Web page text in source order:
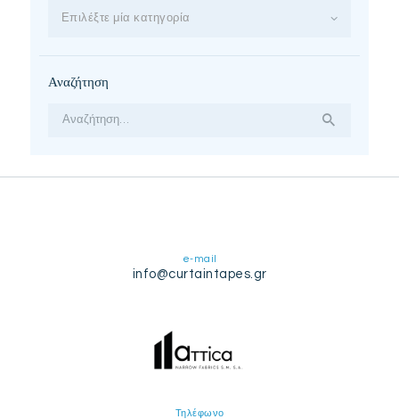
Επιλέξτε μία κατηγορία
Αναζήτηση
Αναζήτηση
e-mail
info@curtaintapes.gr
Τηλέφωνο